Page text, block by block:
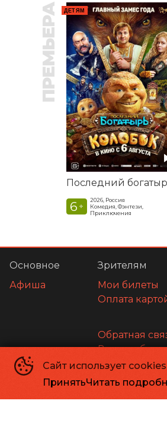
ПРЕМЬЕРА ДЕТЯМ
6 +
2026, Россия
Комедия, Фэнтези,
Приключения
Сайт использует
ПринятьЧитать
Основное
Афиша
Зрителям
Мои билеты
Оплата
Обратная
Возврат
Правила и
Правила